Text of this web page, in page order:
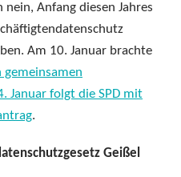
Anfang diesen Jahres
Am 10. Januar brachte
gemeinsamen
Januar folgt die SPD mit
.
Geißel